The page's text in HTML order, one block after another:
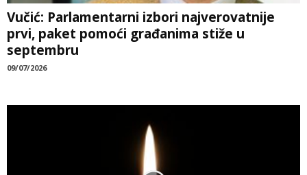
Vučić: Parlamentarni izbori najverovatnije
prvi, paket pomoći građanima stiže u
septembru
09/07/2026